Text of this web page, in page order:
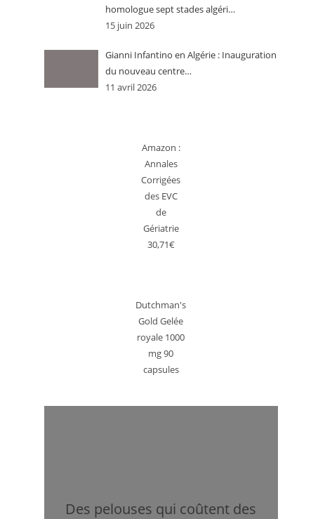
homologue sept stades algéri…
15 juin 2026
Gianni Infantino en Algérie : Inauguration
du nouveau centre…
11 avril 2026
Amazon :
Annales
Corrigées
des EVC
de
Gériatrie
30,71€
Dutchman's
Gold Gelée
royale 1000
mg 90
capsules
Des pelouses qui coûtent des